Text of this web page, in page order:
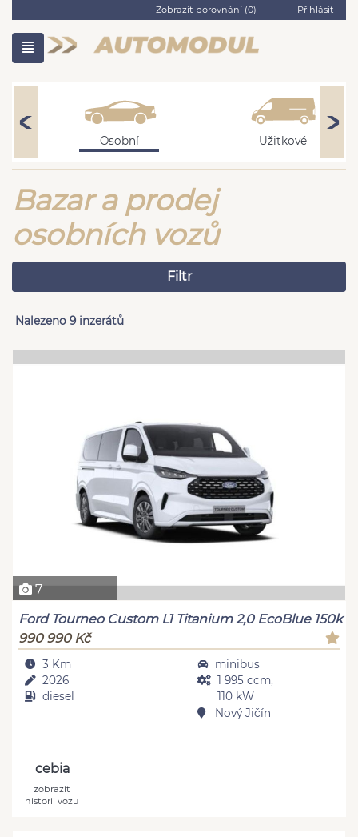
Zobrazit porovnání (0) Přihlásit
Osobní Užitkové
Bazar a prodej
osobních vozů
Filtr
Nalezeno 9 inzerátů
7
Ford Tourneo Custom L1 Titanium 2,0 EcoBlue 150k
990 990 Kč
3 Km
2026
diesel
minibus
1 995 ccm,
110 kW
Nový Jičín
cebia
zobrazit
historii vozu